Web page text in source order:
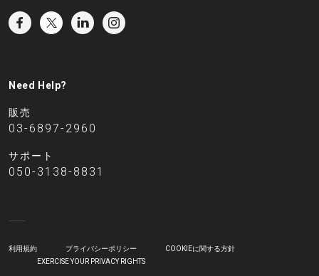
Need Help?
販売
03-6897-2960
サポート
050-3138-8831
利用規約 プライバシーポリシー
COOKIEに関する方針
EXERCISE YOUR PRIVACY RIGHTS